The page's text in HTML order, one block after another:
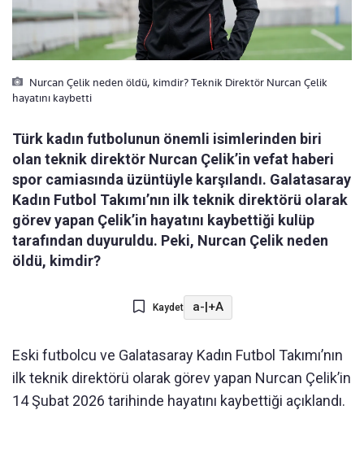
Nurcan Çelik neden öldü, kimdir? Teknik Direktör Nurcan Çelik
hayatını kaybetti
Türk kadın futbolunun önemli isimlerinden biri
olan teknik direktör Nurcan Çelik’in vefat haberi
spor camiasında üzüntüyle karşılandı. Galatasaray
Kadın Futbol Takımı’nın ilk teknik direktörü olarak
görev yapan Çelik’in hayatını kaybettiği kulüp
tarafından duyuruldu. Peki, Nurcan Çelik neden
öldü, kimdir?
Kaydet a-|+A
Eski futbolcu ve Galatasaray Kadın Futbol Takımı’nın
ilk teknik direktörü olarak görev yapan Nurcan Çelik’in
14 Şubat 2026 tarihinde hayatını kaybettiği açıklandı.